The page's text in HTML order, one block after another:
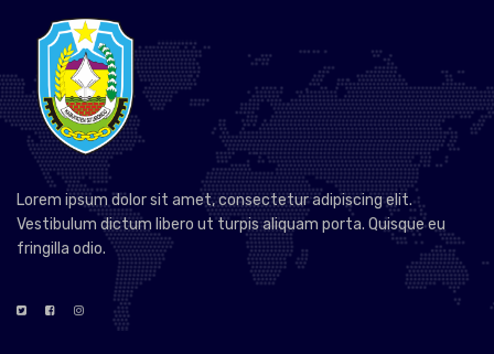
Lorem ipsum dolor sit amet, consectetur adipiscing elit.
Vestibulum dictum libero ut turpis aliquam porta. Quisque eu
fringilla odio.